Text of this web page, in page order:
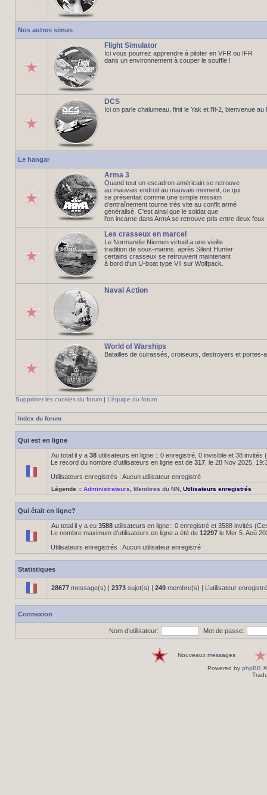
Nos autres simus
Flight Simulator
Ici vous pourrez apprendre à piloter en VFR ou IFR
dans un environnement à couper le souffle !
DCS
Ici on parle chalumeau, finit le Yak et l'Il-2, bienvenue au
Le hangar
Arma 3
Quand tout un escadron américain se retrouve
au mauvais endroit au mauvais moment, ce qui
se présentait comme une simple mission
d'entraînement tourne très vite au conflit armé
généralisé. C'est ainsi que le soldat que
l'on incarne dans ArmA se retrouve pris entre deux feux
Les crasseux en marcel
Le Normandie Niemen virtuel a une vieille
tradition de sous-marins, après Silent Hunter
certains crasseux se retrouvent maintenant
à bord d'un U-boat type VII sur Wolfpack.
Naval Action
World of Warships
Batailles de cuirassés, croiseurs, destroyers et portes-
Supprimer les cookies du forum | L’équipe du forum
Index du forum
Qui est en ligne
Au total il y a 38 utilisateurs en ligne :: 0 enregistré, 0 invisible et 38
Le record du nombre d’utilisateurs en ligne est de 317 , le 28 Nov 2025,
Utilisateurs enregistrés : Aucun utilisateur enregistré
Légende :: Administrateurs Membres du NN Utilisateurs enregistrés
Qui était en ligne?
Au total il y a eu 3588 utilisateurs en ligne:: 0 enregistré et 3588 invités
Le nombre maximum d'utilisateurs en ligne a été de 12297 le Mer 5. Aoû
Utilisateurs enregistrés : Aucun utilisateur enregistré
Statistiques
28677 message(s) | 2373 sujet(s) | 249 membre(s) | L’utilisateur
Connexion
Nom d’utilisateur: Mot de passe:
Nouveaux messages
Powered by phpBB